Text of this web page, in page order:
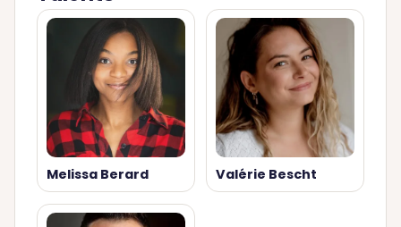
Melissa Berard Valérie Bescht